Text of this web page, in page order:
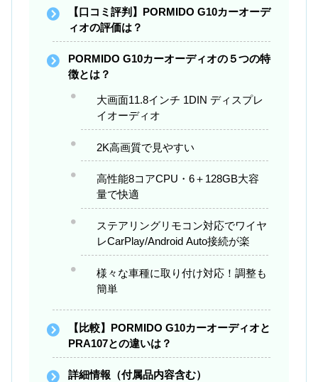
【口コミ評判】PORMIDO G10カーオーデ
ィオの評価は？
PORMIDO G10カーオーディオの５つの特
徴とは？
大画面11.8インチ 1DIN ディスプレ
イオーディオ
2K高画質で見やすい
高性能8コアCPU・6＋128GB大容
量で快適
ステアリングリモコン対応でワイヤ
レCarPlay/Android Auto接続が楽
様々な車種に取り付け対応！調整も
簡単
【比較】PORMIDO G10カーオーディオと
PRA107との違いは？
詳細情報（付属品内容含む）